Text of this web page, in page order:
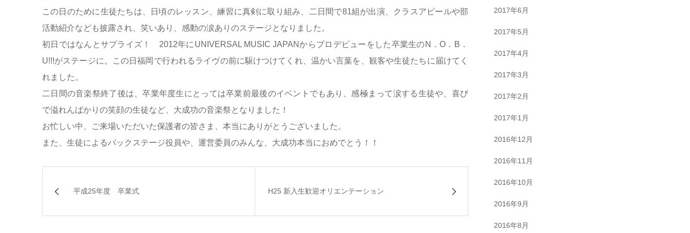
この日のために生徒たちは、日頃のレッスン、練習に真剣に取り組み、二日間で81組が出演、クラスアピールや部
活動紹介なども披露され、笑いあり、感動の涙ありのステージとなりました。
初日ではなんとサプライズ！ 2012年にUNIVERSAL MUSIC JAPANからプロデビューをした卒業生のN．O．B．
U!!!がステージに。この日福岡で行われるライヴの前に駆けつけてくれ、温かい言葉を、観客や生徒たちに届けてく
れました。
二日間の音楽祭終了後は、卒業年度生にとっては卒業前最後のイベントでもあり、感極まって涙する生徒や、喜び
で溢れんばかりの笑顔の生徒など、大成功の音楽祭となりました！
お忙しい中、ご来場いただいた保護者の皆さま、本当にありがとうございました。
また、生徒によるバックステージ役員や、運営委員のみんな、大成功本当におめでとう！！
平成25年度 卒業式 H25 新入生歓迎オリエンテーション
2017年6月
2017年5月
2017年4月
2017年3月
2017年2月
2017年1月
2016年12月
2016年11月
2016年10月
2016年9月
2016年8月